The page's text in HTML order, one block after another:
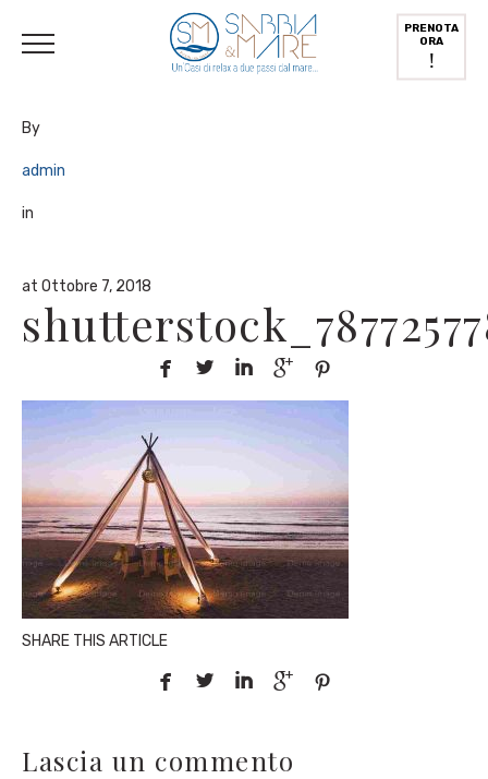
PRENOTA
ORA
!
By
admin
in
at Ottobre 7, 2018
    
SHARE THIS ARTICLE
    
Lascia un commento
Inglese) Deutsch ( Tedesco Italiano